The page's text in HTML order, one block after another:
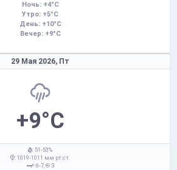
Ночь: +4°C
Утро: +5°C
День: +10°C
Вечер: +9°C
29 Мая 2026, Пт
+9°C
: 51-53%
: 1019-1011 мм рт.ст.
: 6-7,
З